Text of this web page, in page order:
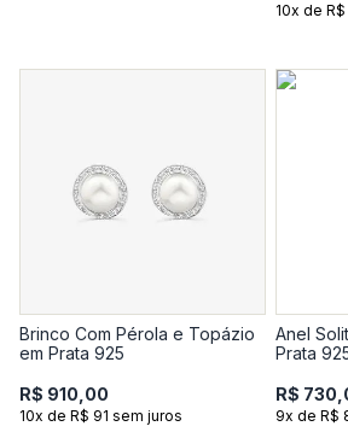
10x de
Brinco Com Pérola e Topázio
em Prata 925
R$ 910,00
10x de R$ 91 sem juros
Anel
Prata
R$
9x de R$